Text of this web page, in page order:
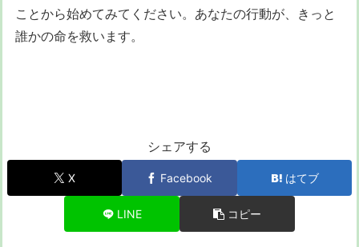
ことから始めてみてください。あなたの行動が、きっと
誰かの命を救います。
シェアする
X Facebook はてブ
LINE コピー